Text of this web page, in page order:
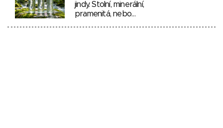
jindy. Stolní, minerální,
pramenitá, nebo…